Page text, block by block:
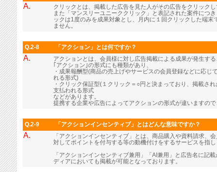
A.
クリックとは、掲載した広告を見た人がその広告をクリック
また「マンスリーユニーククリック」と表記された案件につ
ックは1度のみを成果対象とし、月内に１回クリックした端
ません。
Q.2-8 「アクション」とは何ですか？
A.
アクションとは、会員様に対し広告掲載による成果が発生す
｢アクション｣の形式にも種類があり、
・成果報酬型(商品の売上げやサービスの会員登録などに応
れる形式)
・クリック保証型(１クリック＝○円と決まっており、掲載さ
支払われる形式
などがあります。
提携する企業や広告によってアクションの形式が違いますの
Q.2-9 「アクションインセンティブ」とはどんな意味ですか？
A.
「アクションインセンティブ」とは、商品購入や資料請求、
対してポイントを付与する等の動機付けをするサービスを指
「アクションインセンティブ兼用」「AI兼用」と広告名に記
ディアにおいても掲載が可能となっております。